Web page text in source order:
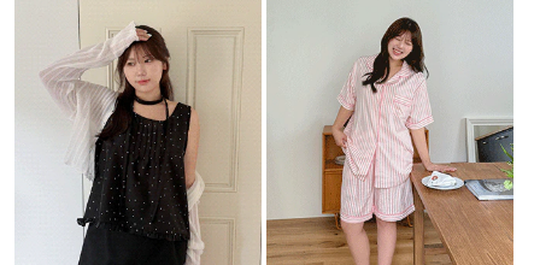
수영복
언더웨어/파자마